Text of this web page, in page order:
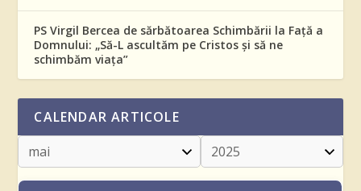
PS Virgil Bercea de sărbătoarea Schimbării la Față a
Domnului: „Să-L ascultăm pe Cristos și să ne
schimbăm viața”
CALENDAR ARTICOLE